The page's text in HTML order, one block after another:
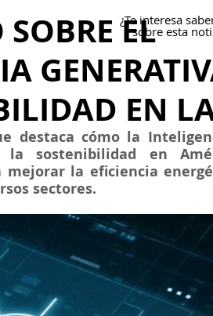
EL
EN
destaca cómo la
sostenibilidad en
la eficiencia
sectores.
¿Te interesa
sobre esta